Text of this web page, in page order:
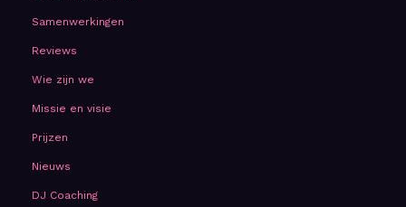
Samenwerkingen
Reviews
Wie zijn we
Missie en visie
Prijzen
Nieuws
DJ Coaching